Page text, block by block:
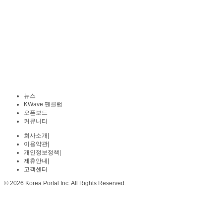
뉴스
KWave 팬클럽
오픈보드
커뮤니티
회사소개
이용약관
개인정보정책
제휴안내
고객센터
© 2026 Korea Portal Inc. All Rights Reserved.